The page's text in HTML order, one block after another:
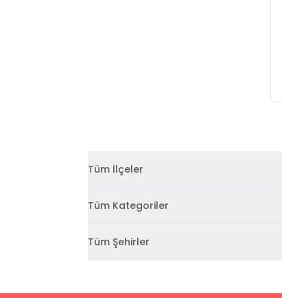
Tüm İlçeler
Tüm Kategoriler
Tüm Şehirler